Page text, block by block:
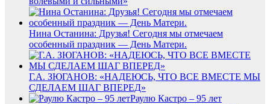
Нина Останина: Друзья! Сегодня мы отмечаем
особенный праздник — День Матери.
Г.А. ЗЮГАНОВ: «НАДЕЮСЬ, ЧТО ВСЕ ВМЕСТЕ МЫ
СДЕЛАЕМ ШАГ ВПЕРЕД»
Раулю Кастро – 95 лет